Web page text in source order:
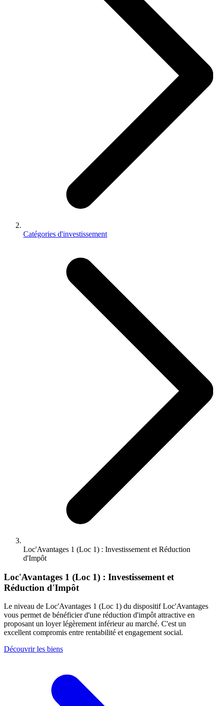
Catégories d'investissement
Loc'Avantages 1 (Loc 1) : Investissement et Réduction
d'Impôt
Loc'Avantages 1 (Loc 1) : Investissement et
Réduction d'Impôt
Le niveau de Loc'Avantages 1 (Loc 1) du dispositif Loc'Avantages
vous permet de bénéficier d'une réduction d'impôt attractive en
proposant un loyer légèrement inférieur au marché. C'est un
excellent compromis entre rentabilité et engagement social.
Découvrir les biens